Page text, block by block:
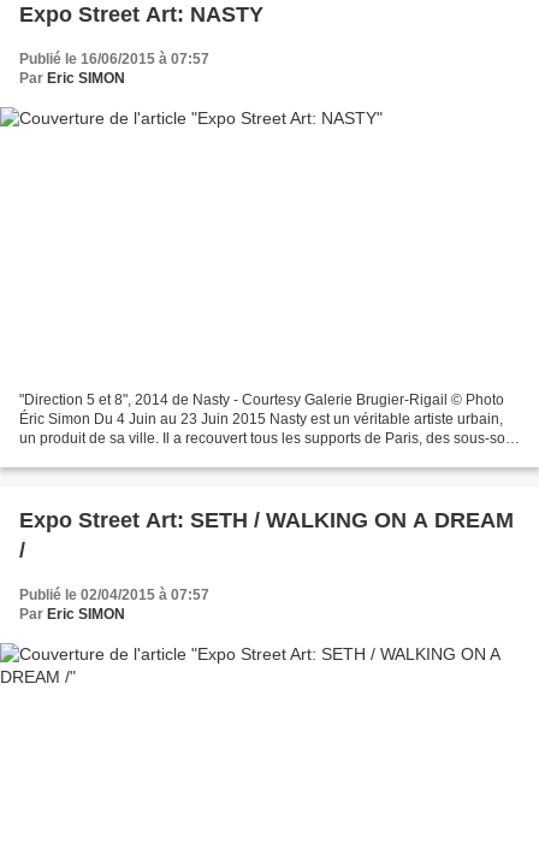
Expo Street Art: NASTY
Publié le 16/06/2015 à 07:57
Par Eric SIMON
"Direction 5 et 8", 2014 de Nasty - Courtesy Galerie Brugier-Rigail © Photo
Éric Simon Du 4 Juin au 23 Juin 2015 Nasty est un véritable artiste urbain,
un produit de sa ville. Il a recouvert tous les supports de Paris, des sous-sols
Expo Street Art: SETH / WALKING ON A DREAM
/
Publié le 02/04/2015 à 07:57
Par Eric SIMON